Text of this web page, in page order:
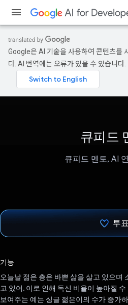
Google은 AI 기술을 사용하여 콘텐츠를
다. AI 번역에는 오류가 있을 수 있습니다.
큐피드
큐피드 멘토, AI
투표
기능
오늘날 젊은 층은 바쁜 삶을 살고 있으며
고 있어, 이로 인해 독신 비율이 높아질
보여주는 예는 싱글 젊은이의 수가 증가